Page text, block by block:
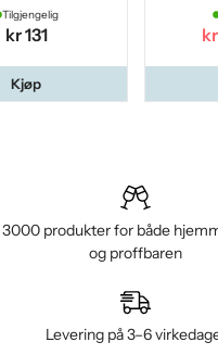
Tilgjengelig
kr 131
Kjøp
3000 produkter for både
og proffbaren
Levering på 3–6